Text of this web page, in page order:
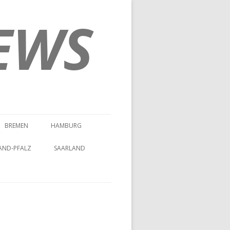
BREMEN HAMBURG
PFALZ SAARLAND